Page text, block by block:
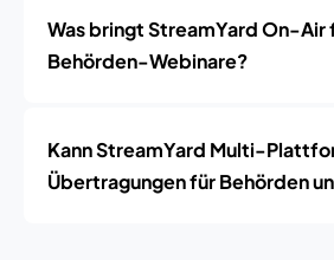
Was bringt StreamYard On-Air
Behörden-Webinare?
Kann StreamYard Multi-
Übertragungen für Behörden